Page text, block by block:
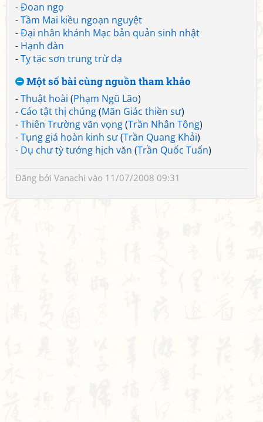
-Đoan ngọ
-Tầm Mai kiều ngoạn nguyệt
-Đại nhân khánh Mạc bản quản sinh nhật
- Hạnh đàn
-Tỵ tặc sơn trung trừ dạ
Một số bài cùng nguồn tham khảo
-Thuật hoài (Phạm Ngũ Lão)
- Cáo tật thị chúng(Mãn Giác thiền sư)
-Thiên Trường vãn vọng(Trần Nhân Tông)
-Tụng giá hoàn kinh sư(Trần Quang Khải)
- Dụ chư tỳ tướng hịch văn (Trần Quốc Tuấn)
Đăng bởi Vanachi vào 11/07/2008 09:31